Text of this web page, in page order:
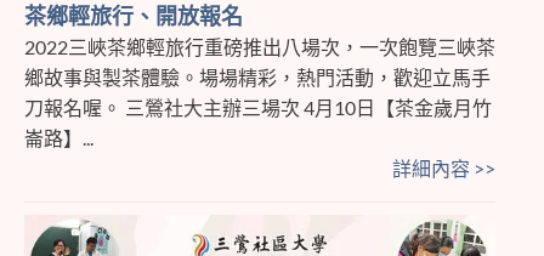
茶鄉輕旅行、開放報名
2022三峽茶鄉輕旅行重磅推出八場次，一次飽覽三峽茶
鄉故事與製茶體驗。場場精彩，熱門活動，歡迎立馬手
刀報名喔。 三鶯社大主辦三場次 4月10日【茶金歲月竹
崙路】...
詳細內容 >>